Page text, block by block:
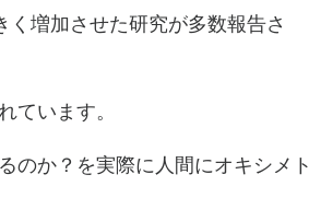
増加させた研究が多数報告さ
ています。
のか？を実際に人間にオキシメト